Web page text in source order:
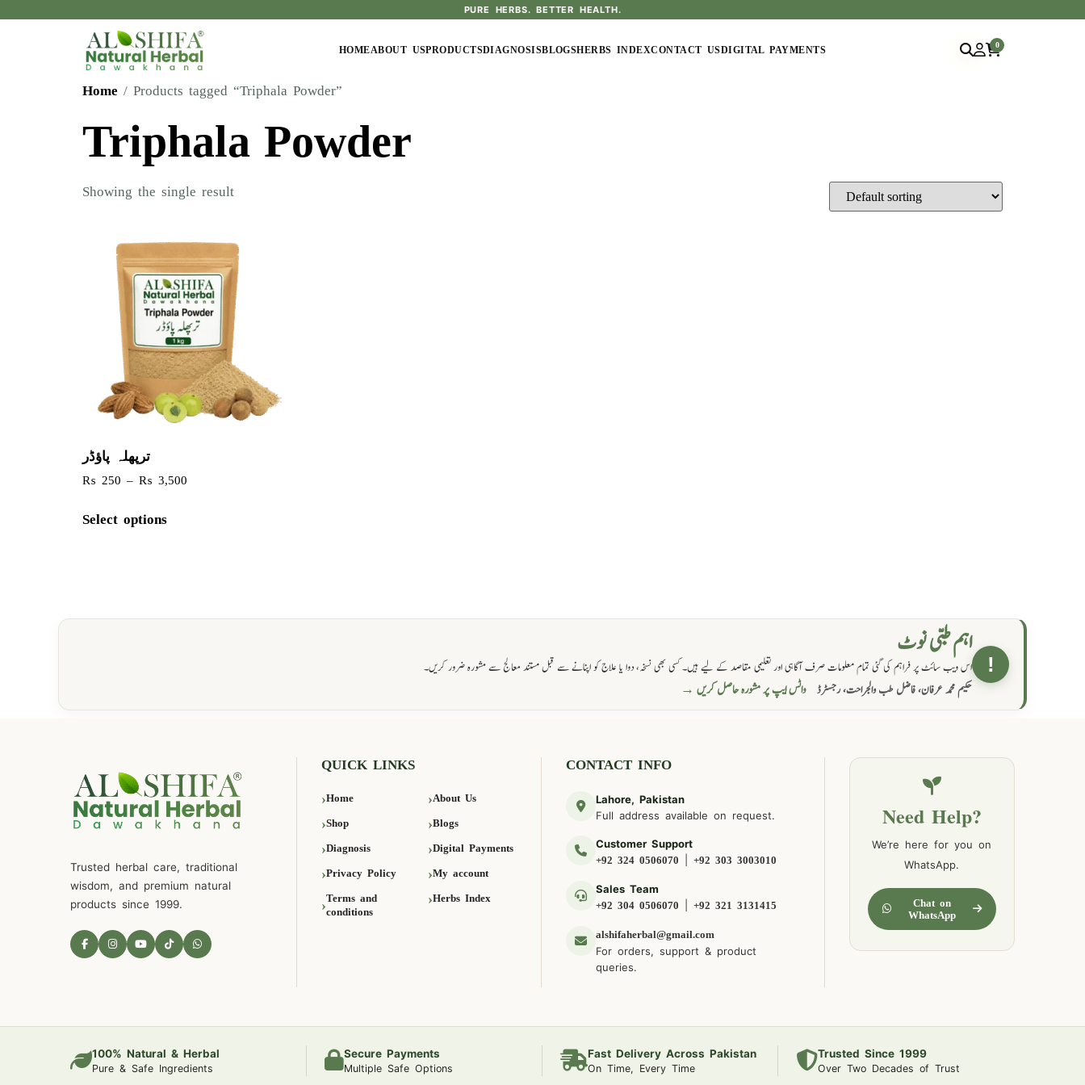
PURE HERBS. BETTER HEALTH.
HOMEABOUT USPRODUCTSDIAGNOSISBLOGSHERBS INDEXCONTACT USDIGITAL PAYMENTS
0
Home / Products tagged “Triphala Powder”
Triphala Powder
Showing the single result
ترپھلہ پاؤڈر
₨ 250 – ₨ 3,500
Select options
!
اہم طبی نوٹ
اس ویب سائٹ پر فراہم کی گئی تمام معلومات صرف آگاہی اور تعلیمی مقاصد کے لیے ہیں۔ کسی بھی نسخہ، دوا یا علاج کو اپنانے سے قبل مستند معالج سے مشورہ ضرور کریں۔
حکیم محمد عرفان، فاضل طب والجراحت، رجسٹرڈ واٹس ایپ پر مشورہ حاصل کریں →
Trusted herbal care, traditional
wisdom, and premium natural
products since 1999.
QUICK LINKS
Home About Us
Shop Blogs
Diagnosis Digital Payments
Privacy Policy My account
Terms and
conditions
Herbs Index
CONTACT INFO
Lahore, Pakistan
Full address available on request.
Customer Support
+92 324 0506070 |+92 303 3003010
Sales Team
+92 304 0506070 |+92 321 3131415
alshifaherbal@gmail.com
For orders, support & product
queries.
Need Help?
We’re here for you on
WhatsApp.
Chat on
WhatsApp
100% Natural & Herbal
Pure & Safe Ingredients
Secure Payments
Multiple Safe Options
Fast Delivery Across Pakistan
On Time, Every Time
Trusted Since 1999
Over Two Decades of Trust